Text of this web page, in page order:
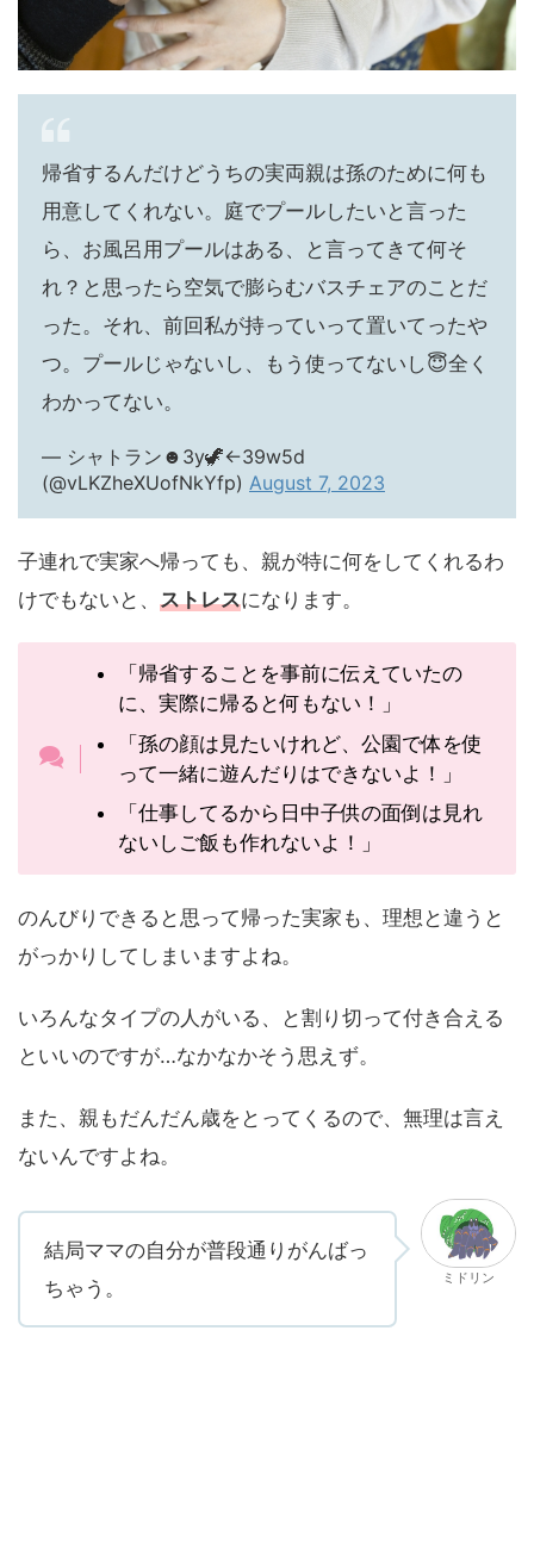
帰省するんだけどうちの実両親は孫のために何も
用意してくれない。庭でプールしたいと言った
ら、お風呂用プールはある、と言ってきて何そ
れ？と思ったら空気で膨らむバスチェアのことだ
った。それ、前回私が持っていって置いてったや
つ。プールじゃないし、もう使ってないし😇全く
わかってない。
— シャトラン☻3y🦖←39w5d
(@vLKZheXUofNkYfp) August 7, 2023
子連れで実家へ帰っても、親が特に何をしてくれるわ
けでもないと、 ストレスになります。
「帰省することを事前に伝えていたの
に、実際に帰ると何もない！」
「孫の顔は見たいけれど、公園で体を使
って一緒に遊んだりはできないよ！」
「仕事してるから日中子供の面倒は見れ
ないしご飯も作れないよ！」
のんびりできると思って帰った実家も、理想と違うと
がっかりしてしまいますよね。
いろんなタイプの人がいる、と割り切って付き合える
といいのですが…なかなかそう思えず。
また、親もだんだん歳をとってくるので、無理は言え
ないんですよね。
結局ママの自分が普段通りがんばっ
ちゃう。
ミドリン